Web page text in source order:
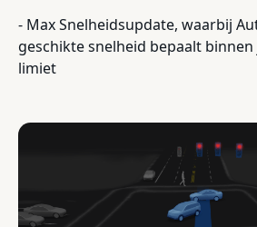
- Max Snelheidsupdate, waarbij
geschikte snelheid bepaalt
limiet